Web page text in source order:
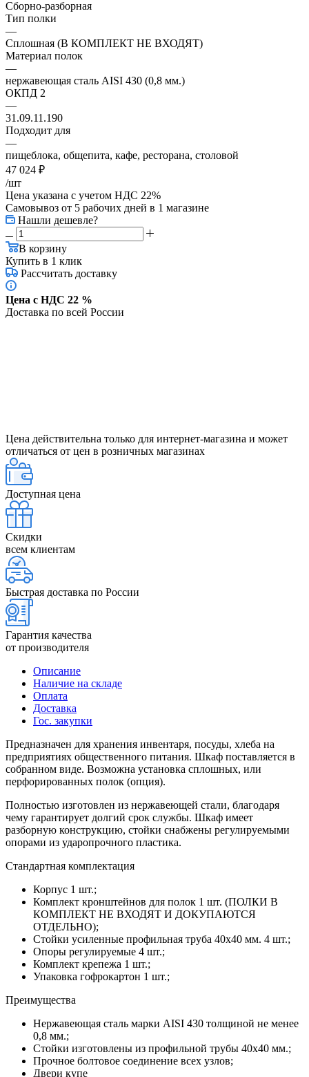
Сборно-разборная
Тип полки
—
Сплошная (В КОМПЛЕКТ НЕ ВХОДЯТ)
Материал полок
—
нержавеющая сталь AISI 430 (0,8 мм.)
ОКПД 2
—
31.09.11.190
Подходит для
—
пищеблока, общепита, кафе, ресторана, столовой
47 024 ₽
/шт
Цена указана с учетом НДС 22%
Самовывоз от 5 рабочих дней в 1 магазине
Нашли дешевле?
В корзину
Купить в 1 клик
Рассчитать доставку
Цена с НДС 22 %
Доставка по всей России
Цена действительна только для интернет-магазина и может
отличаться от цен в розничных магазинах
Доступная цена
Скидки
всем клиентам
Быстрая доставка по России
Гарантия качества
от производителя
Описание
Наличие на складе
Оплата
Доставка
Гос. закупки
Предназначен для хранения инвентаря, посуды, хлеба на
предприятиях общественного питания. Шкаф поставляется в
собранном виде. Возможна установка сплошных, или
перфорированных полок (опция).
Полностью изготовлен из нержавеющей стали, благодаря
чему гарантирует долгий срок службы. Шкаф имеет
разборную конструкцию, стойки снабжены регулируемыми
опорами из ударопрочного пластика.
Стандартная комплектация
Корпус 1 шт.;
Комплект кронштейнов для полок 1 шт. (ПОЛКИ В
КОМПЛЕКТ НЕ ВХОДЯТ И ДОКУПАЮТСЯ
ОТДЕЛЬНО);
Стойки усиленные профильная труба 40х40 мм. 4 шт.;
Опоры регулируемые 4 шт.;
Комплект крепежа 1 шт.;
Упаковка гофрокартон 1 шт.;
Преимущества
Нержавеющая сталь марки AISI 430 толщиной не менее
0,8 мм.;
Стойки изготовлены из профильной трубы 40х40 мм.;
Прочное болтовое соединение всех узлов;
Двери купе